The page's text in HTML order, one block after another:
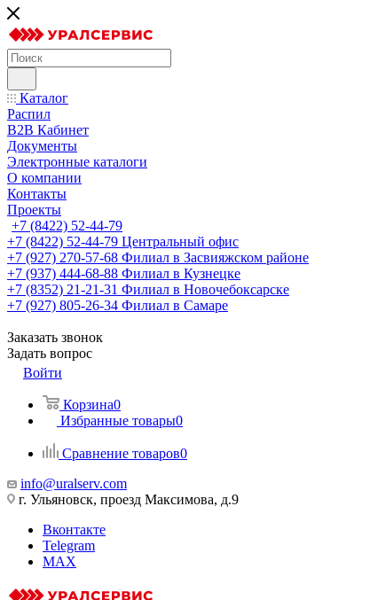
Каталог
Распил
B2B Кабинет
Документы
Электронные каталоги
О компании
Контакты
Проекты
+7 (8422) 52-44-79
+7 (8422) 52-44-79 Центральный офис
+7 (927) 270-57-68 Филиал в Засвияжском районе
+7 (937) 444-68-88 Филиал в Кузнецке
+7 (8352) 21-21-31 Филиал в Новочебоксарске
+7 (927) 805-26-34 Филиал в Самаре
Заказать звонок
Задать вопрос
Войти
Корзина0
Избранные товары0
Сравнение товаров0
info@uralserv.com
г. Ульяновск, проезд Максимова, д.9
Вконтакте
Telegram
MAX